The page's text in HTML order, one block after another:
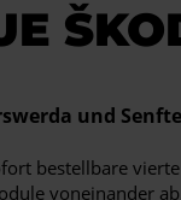
und
bestellbare
voneinander